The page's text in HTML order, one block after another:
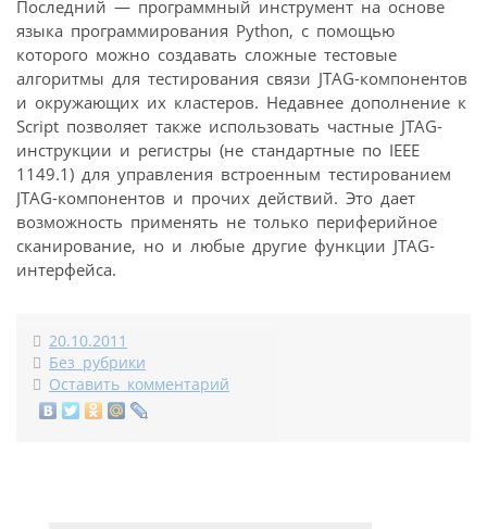
Последний — программный инструмент на основе
языка программирования Python, с помощью
которого можно создавать сложные тестовые
алгоритмы для тестирования связи JTAG-компонентов
и окружающих их кластеров. Недавнее дополнение к
Script позволяет также использовать частные JTAG-
инструкции и регистры (не стандартные по IEEE
1149.1) для управления встроенным тестированием
JTAG-компонентов и прочих действий. Это дает
возможность применять не только периферийное
сканирование, но и любые другие функции JTAG-
интерфейса.
20.10.2011
Без рубрики
Оставить комментарий